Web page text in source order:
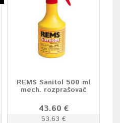
REMS Sanitol 500 ml
mech. rozprašovač
43.60 €
53.63 €